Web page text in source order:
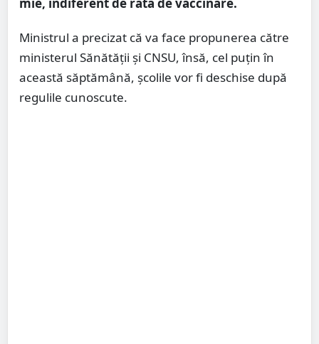
mie, indiferent de rata de vaccinare.
Ministrul a precizat că va face propunerea către
ministerul Sănătății și CNSU, însă, cel puțin în
această săptămână, școlile vor fi deschise după
regulile cunoscute.